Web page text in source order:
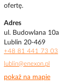
ofertę.
Adres
ul. Budowlana 10a
Lublin 20-469
+48 81 441 73 03
lublin@enexon.pl
pokaż na mapie